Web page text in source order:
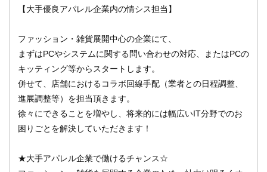
オンライン登録する
閉じる
【大手優良アパレル企業内の情シス担当】
ファッション・雑貨展開中心の企業にて、
まずはPCやシステムに関する問い合わせの対応、またはPCの
キッティング等からスタートします。
併せて、店舗におけるコラボ回線手配（業者との日程調整、
進展調整等）を担当頂きます。
徐々にできることを増やし、将来的には幅広いIT分野でのお
困りごとを解決していただきます！
★大手アパレル企業で働けるチャンス☆